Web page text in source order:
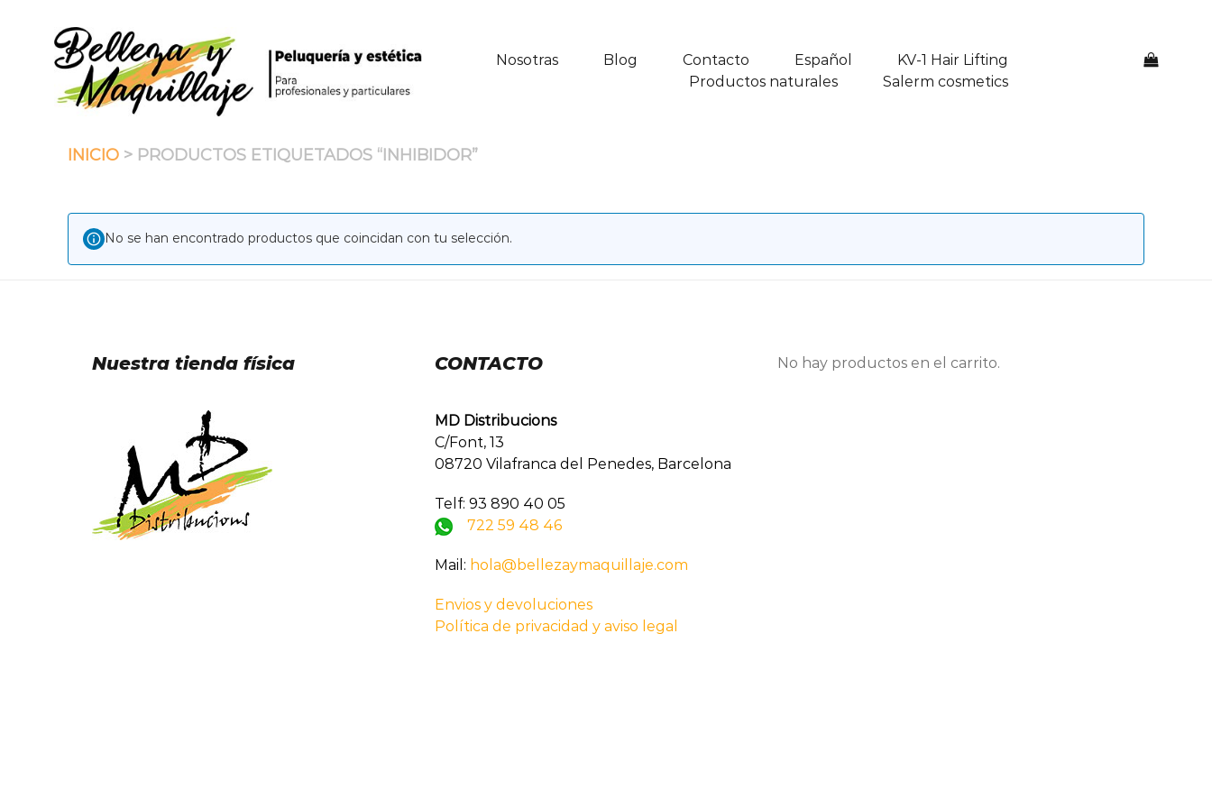
contenido
Nosotras Blog Contacto Español
KV-1 Hair Lifting
Productos naturales
Salerm cosmetics
INICIO > PRODUCTOS ETIQUETADOS “INHIBIDOR”
No se han encontrado productos que coincidan con tu selección.
Nuestra tienda física CONTACTO
MD Distribucions
C/Font, 13
08720 Vilafranca del Penedes, Barcelona
Telf: 93 890 40 05
722 59 48 46
Mail: hola@bellezaymaquillaje.com
Envios y devoluciones
Política de privacidad y aviso legal
No hay productos en el carrito.